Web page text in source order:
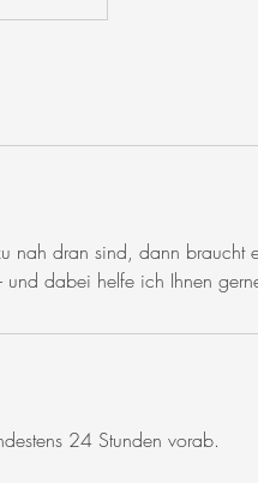
nah dran sind, dann braucht
und dabei helfe ich Ihnen
24 Stunden vorab.